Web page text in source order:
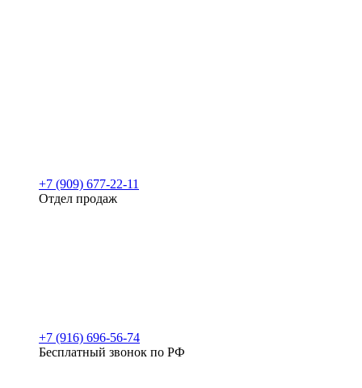
+7 (909) 677-22-11
Отдел продаж
+7 (916) 696-56-74
Бесплатный звонок по РФ